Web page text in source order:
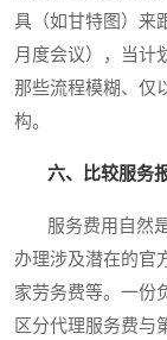
具（如甘特图）来
月度会议），当计
那些流程模糊、仅
构。
六、比较服务
服务费用自然是
办理涉及潜在的官
家劳务费等。一份
区分代理服务费与